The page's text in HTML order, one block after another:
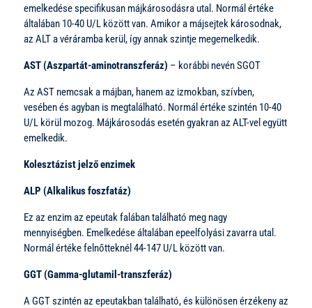
emelkedése specifikusan májkárosodásra utal. Normál értéke
általában 10-40 U/L között van. Amikor a májsejtek károsodnak,
az ALT a véráramba kerül, így annak szintje megemelkedik.
AST (Aszpartát-aminotranszferáz) – korábbi nevén SGOT
Az AST nemcsak a májban, hanem az izmokban, szívben,
vesében és agyban is megtalálható. Normál értéke szintén 10-40
U/L körül mozog. Májkárosodás esetén gyakran az ALT-vel együtt
emelkedik.
Kolesztázist jelző enzimek
ALP (Alkalikus foszfatáz)
Ez az enzim az epeutak falában található meg nagy
mennyiségben. Emelkedése általában epeelfolyási zavarra utal.
Normál értéke felnőtteknél 44-147 U/L között van.
GGT (Gamma-glutamil-transzferáz)
A GGT szintén az epeutakban található, és különösen érzékeny az